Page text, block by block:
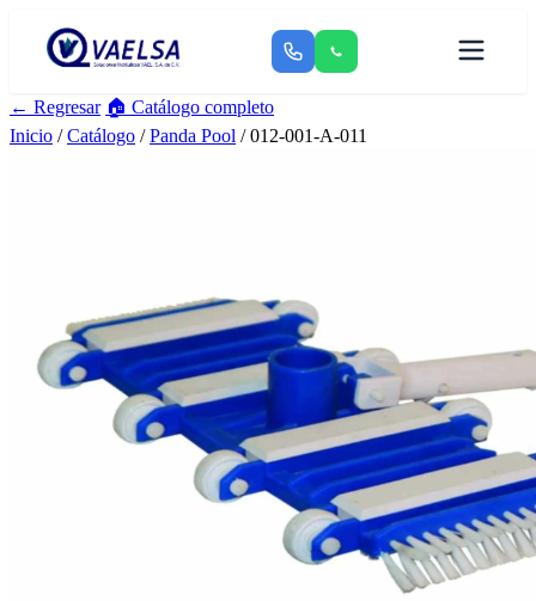
← Regresar 🏠 Catálogo completo
Inicio /Catálogo /Panda Pool / 012-001-A-011